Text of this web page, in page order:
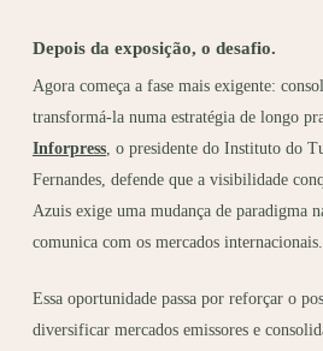
Depois da exposição, o desafio.
Agora começa a fase mais exigente:
transformá-la numa estratégia de longo
Inforpress, o presidente do Instituto do
Fernandes, defende que a visibilidade
Azuis exige uma mudança de paradigma
comunica com os mercados internacionais.
Essa oportunidade passa por reforçar o
diversificar mercados emissores e